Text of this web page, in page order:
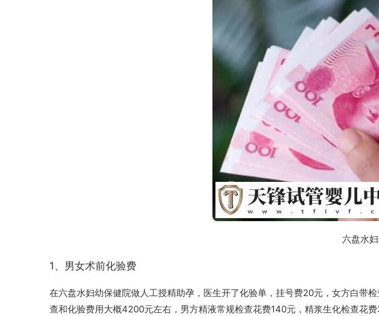
六盘水
1、男女术前化验费
在六盘水妇幼保健院做人工授精助孕，医生开了化验单，挂号费20元，女方白带
查和化验费用大概4200元左右，男方精液常规检查花费140元，精浆生化检查花